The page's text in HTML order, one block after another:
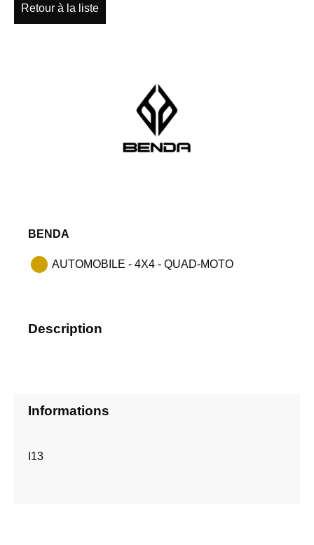
Retour à la liste
BENDA
AUTOMOBILE - 4X4 - QUAD-MOTO
Description
Informations
I13